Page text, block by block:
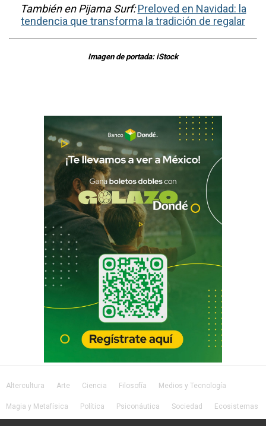
También en Pijama Surf:Preloved en Navidad: la
tendencia que transforma la tradición de regalar
Imagen de portada: iStock
Altercultura Arte Ciencia Filosofía Medios y Tecnología
Magia y Metafísica Política Psiconáutica Sociedad Ecosistemas